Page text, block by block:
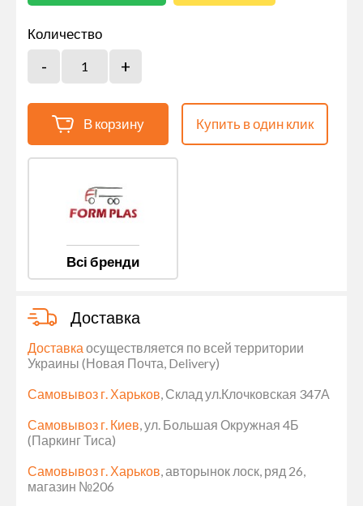
Количество
В корзину Купить в один клик
Всі бренди
Доставка
Доставка осуществляется по всей территории
Украины (Новая Почта, Delivery)
Самовывоз г. Харьков, Склад ул.Клочковская 347А
Самовывоз г. Киев, ул. Большая Окружная 4Б
(Паркинг Тиса)
Самовывоз г. Харьков, авторынок лоск, ряд 26,
магазин №206